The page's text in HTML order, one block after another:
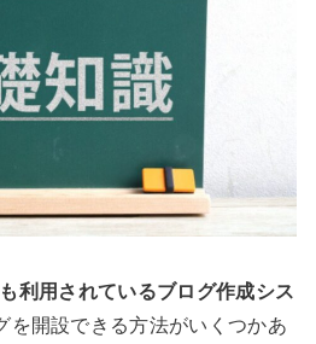
利用されているブログ作成シス
を開設できる方法がいくつかあ